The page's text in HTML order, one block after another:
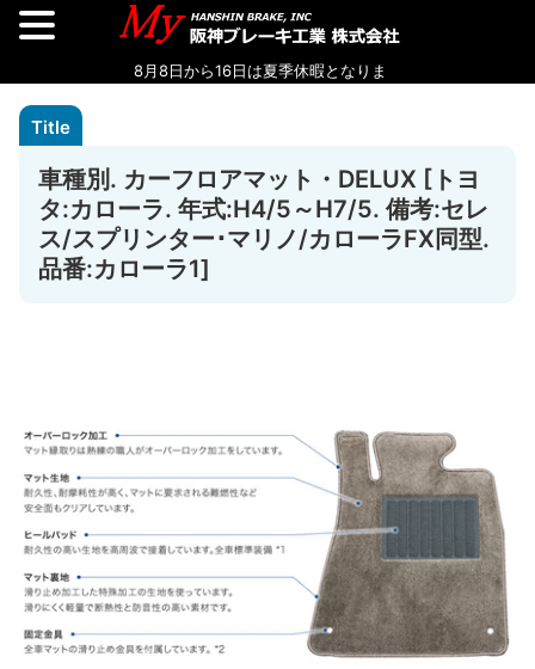
車種別. カーフロアマット・DELUX [トヨ
タ:カローラ. 年式:H4/5～H7/5. 備考:セレ
ス/スプリンター･マリノ/カローラFX同型.
品番:カローラ1]